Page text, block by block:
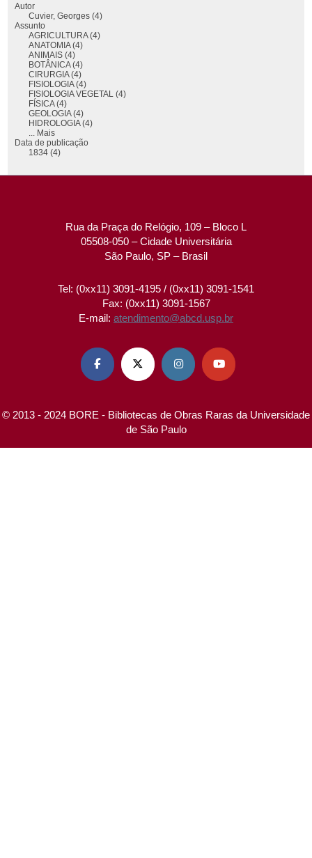
Autor
Cuvier, Georges (4)
Assunto
AGRICULTURA (4)
ANATOMIA (4)
ANIMAIS (4)
BOTÂNICA (4)
CIRURGIA (4)
FISIOLOGIA (4)
FISIOLOGIA VEGETAL (4)
FÍSICA (4)
GEOLOGIA (4)
HIDROLOGIA (4)
... Mais
Data de publicação
1834 (4)
Rua da Praça do Relógio, 109 – Bloco L
05508-050 – Cidade Universitária
São Paulo, SP – Brasil
Tel: (0xx11) 3091-4195 / (0xx11) 3091-1541
Fax: (0xx11) 3091-1567
E-mail: atendimento@abcd.usp.br
   
© 2013 - 2024 BORE - Bibliotecas de Obras Raras da Universidade
de São Paulo